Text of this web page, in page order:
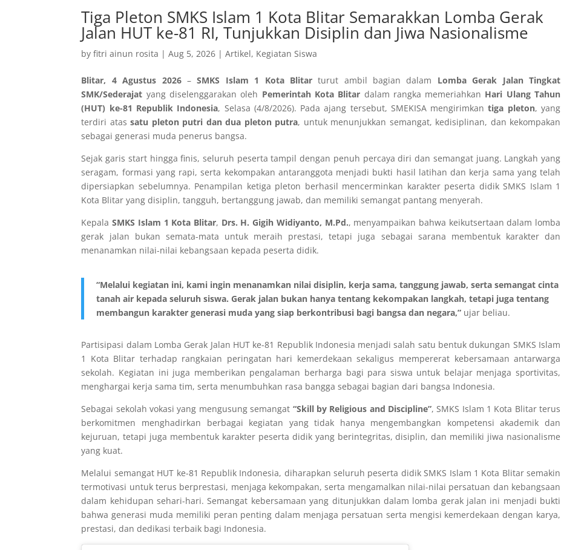
Tiga Pleton SMKS Islam 1 Kota Blitar Semarakkan Lomba Gerak
Jalan HUT ke-81 RI, Tunjukkan Disiplin dan Jiwa Nasionalisme
byfitri ainun rosita |Aug 5, 2026 |Artikel, Kegiatan Siswa
Blitar, 4 Agustus 2026–SMKS Islam 1 Kota Blitarturut ambil bagian dalam Lomba Gerak Jalan Tingkat
SMK/Sederajat yang diselenggarakan oleh Pemerintah Kota Blitar dalam rangka memeriahkan Hari Ulang Tahun
(HUT) ke-81 Republik Indonesia, Selasa (4/8/2026). Pada ajang tersebut, SMEKISA mengirimkantiga pleton, yang
terdiri atassatu pleton putri dan dua pleton putra, untuk menunjukkan semangat, kedisiplinan, dan kekompakan
sebagai generasi muda penerus bangsa.
Sejak garis start hingga finis, seluruh peserta tampil dengan penuh percaya diri dan semangat juang. Langkah yang
seragam, formasi yang rapi, serta kekompakan antaranggota menjadi bukti hasil latihan dan kerja sama yang telah
dipersiapkan sebelumnya. Penampilan ketiga pleton berhasil mencerminkan karakter peserta didik SMKS Islam 1
Kota Blitar yang disiplin, tangguh, bertanggung jawab, dan memiliki semangat pantang menyerah.
KepalaSMKS Islam 1 Kota Blitar, Drs. H. Gigih Widiyanto, M.Pd., menyampaikan bahwa keikutsertaan dalam lomba
gerak jalan bukan semata-mata untuk meraih prestasi, tetapi juga sebagai sarana membentuk karakter dan
menanamkan nilai-nilai kebangsaan kepada peserta didik.
“Melalui kegiatan ini, kami ingin menanamkan nilai disiplin, kerja sama, tanggung jawab, serta semangat cinta
tanah air kepada seluruh siswa. Gerak jalan bukan hanya tentang kekompakan langkah, tetapi juga tentang
membangun karakter generasi muda yang siap berkontribusi bagi bangsa dan negara,” ujar beliau.
Partisipasi dalam Lomba Gerak Jalan HUT ke-81 Republik Indonesia menjadi salah satu bentuk dukungan SMKS Islam
1 Kota Blitar terhadap rangkaian peringatan hari kemerdekaan sekaligus mempererat kebersamaan antarwarga
sekolah. Kegiatan ini juga memberikan pengalaman berharga bagi para siswa untuk belajar menjaga sportivitas,
menghargai kerja sama tim, serta menumbuhkan rasa bangga sebagai bagian dari bangsa Indonesia.
Sebagai sekolah vokasi yang mengusung semangat “Skill by Religious and Discipline”, SMKS Islam 1 Kota Blitar terus
berkomitmen menghadirkan berbagai kegiatan yang tidak hanya mengembangkan kompetensi akademik dan
kejuruan, tetapi juga membentuk karakter peserta didik yang berintegritas, disiplin, dan memiliki jiwa nasionalisme
yang kuat.
Melalui semangat HUT ke-81 Republik Indonesia, diharapkan seluruh peserta didik SMKS Islam 1 Kota Blitar semakin
termotivasi untuk terus berprestasi, menjaga kekompakan, serta mengamalkan nilai-nilai persatuan dan kebangsaan
dalam kehidupan sehari-hari. Semangat kebersamaan yang ditunjukkan dalam lomba gerak jalan ini menjadi bukti
bahwa generasi muda memiliki peran penting dalam menjaga persatuan serta mengisi kemerdekaan dengan karya,
prestasi, dan dedikasi terbaik bagi Indonesia.